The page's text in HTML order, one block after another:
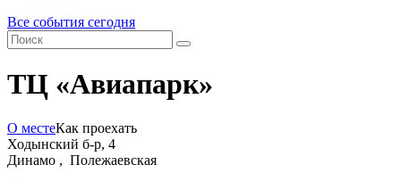
Все события сегодня
ТЦ «Авиапарк»
О местеКак проехать
Ходынский б-р, 4
Динамо , Полежаевская